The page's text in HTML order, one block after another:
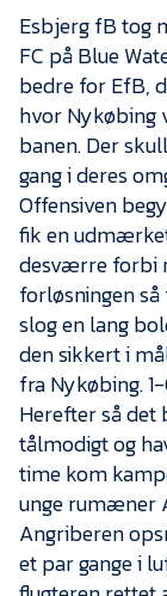
Esbjerg fB tog
FC på Blue
bedre for EfB,
hvor Nykøbing
banen. Der
gang i deres
Offensiven
fik en
desværre forbi
forløsningen
slog en lang
den sikkert i
fra Nykøbing.
Herefter så det
tålmodigt og
time kom
unge rumæner
Angriberen
et par gange i